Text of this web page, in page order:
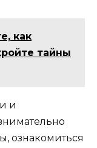
как
тайны
и
ознакомиться